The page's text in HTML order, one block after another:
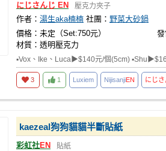
にじさんじ EN 壓克力夾子
作者： 湯生aka楠楠 社團： 野菜大砂鍋
價格：未定（Set:750元）
材質：透明壓克力
▪Vox、Ike、Luca▶$140元/個(5cm)
3 1 Luxiem NijisanjiEN にじさ
kaezeal狗狗貓貓半斷貼紙
彩虹社EN 貼紙